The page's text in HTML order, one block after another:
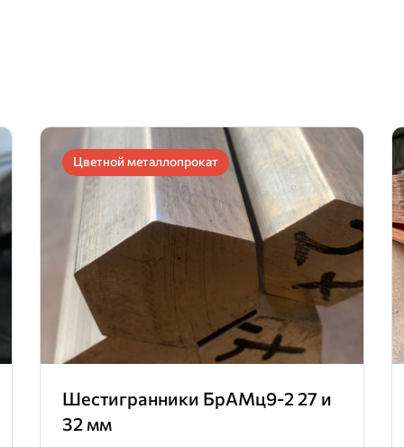
Цветной металлопрокат
Шестигранники БрАМц9-2 27 и
32 мм